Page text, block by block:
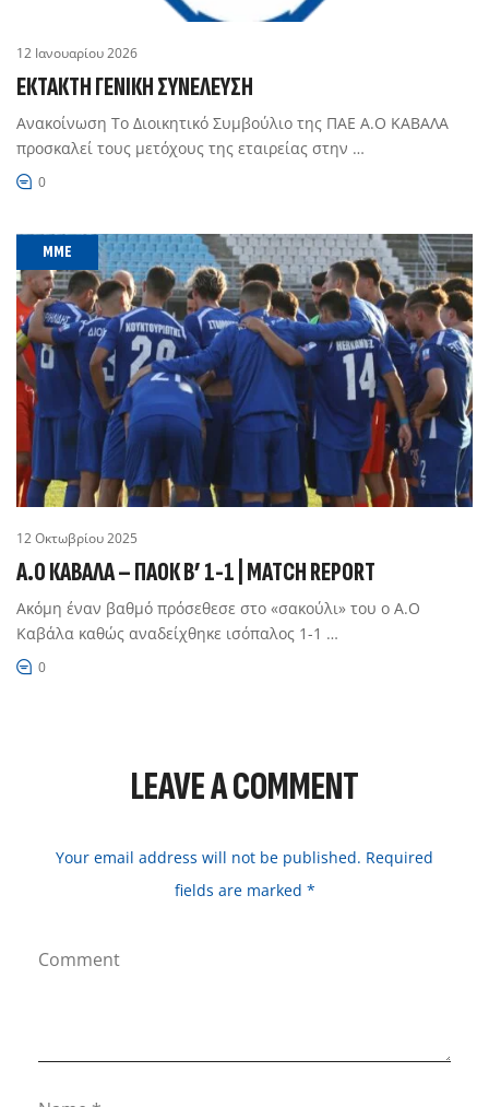
12 Ιανουαρίου 2026
ΈΚΤΑΚΤΗ ΓΕΝΙΚΉ ΣΥΝΈΛΕΥΣΗ
Ανακοίνωση Το Διοικητικό Συμβούλιο της ΠΑΕ Α.Ο ΚΑΒΑΛΑ
προσκαλεί τους μετόχους της εταιρείας στην …
0
MME
12 Οκτωβρίου 2025
Α.Ο ΚΑΒΑΛΑ – ΠΑΟΚ Β’ 1-1 | MATCH REPORT
Ακόμη έναν βαθμό πρόσεθεσε στο «σακούλι» του ο Α.Ο
Καβάλα καθώς αναδείχθηκε ισόπαλος 1-1 …
0
LEAVE A COMMENT
Your email address will not be published. Required
fields are marked *